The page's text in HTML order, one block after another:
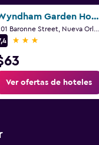
Wyndham Garden Hotel Baronne Plaza
3 estrellas
Ver ofertas de hoteles